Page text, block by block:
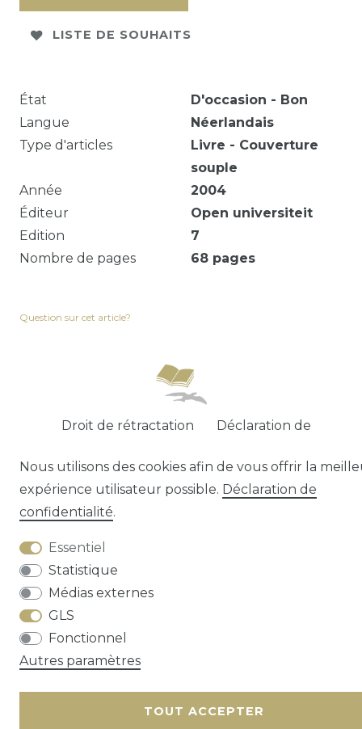
LISTE DE SOUHAITS
État
D'occasion - Bon
Langue
Néerlandais
Type d'articles
Livre - Couverture
souple
Année
2004
Éditeur
Open universiteit
Edition
7
Nombre de pages
68 pages
Question sur cet article?
Droit de rétractation
Déclaration de
Contact
Nous utilisons des cookies afin de vous offrir la
expérience utilisateur possible. Déclaration de
confidentialité.
Essentiel
Statistique
Médias externes
GLS
Fonctionnel
Autres paramètres
TOUT ACCEPTER